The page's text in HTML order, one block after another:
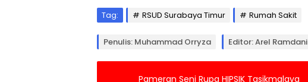
Tag: RSUD Surabaya Timur Rumah Sakit
Penulis: Muhammad Orryza Editor: Arel Ramdani
Pameran Seni Rupa HIPSIK Tasikmalaya